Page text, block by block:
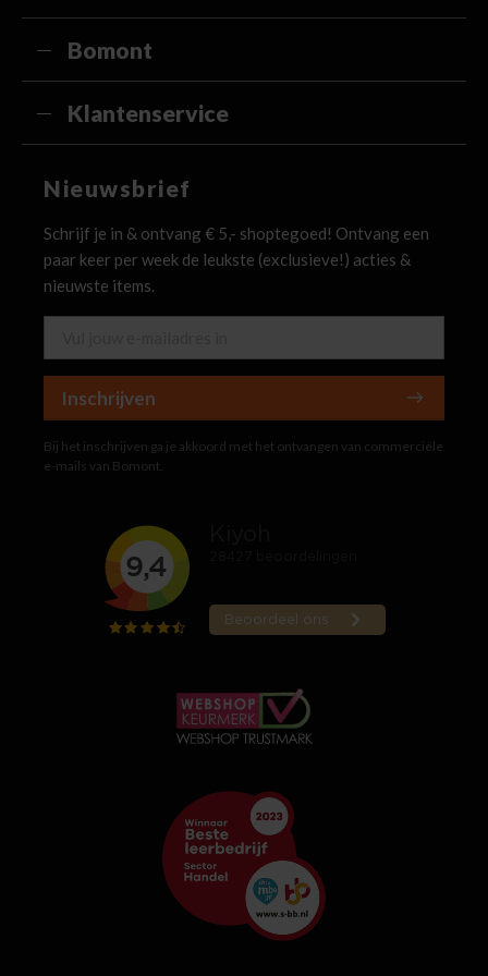
Bomont
Klantenservice
Nieuwsbrief
Schrijf je in & ontvang € 5,- shoptegoed! Ontvang een
paar keer per week de leukste (exclusieve!) acties &
nieuwste items.
Inschrijven
Bij het inschrijven ga je akkoord met het ontvangen van commerciële
e-mails van Bomont.